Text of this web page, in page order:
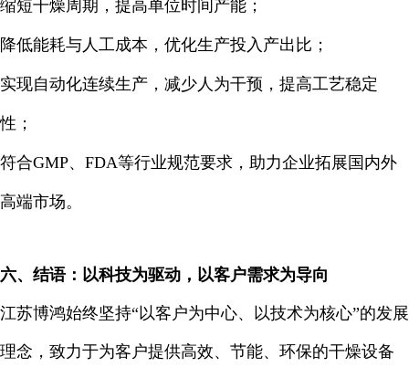
缩短干燥周期，提高单位时间产能；
降低能耗与人工成本，优化生产投入产出比；
实现自动化连续生产，减少人为干预，提高工艺稳定
性；
符合GMP、FDA等行业规范要求，助力企业拓展国内外
高端市场。
六、结语：以科技为驱动，以客户需求为导向
江苏博鸿始终坚持“以客户为中心、以技术为核心”的发展
理念，致力于为客户提供高效、节能、环保的干燥设备